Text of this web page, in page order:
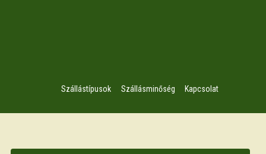
Szállástípusok Szállásminőség Kapcsolat